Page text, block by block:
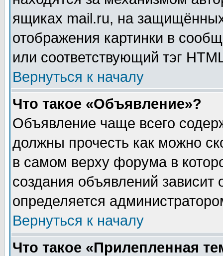
ящиках mail.ru, на
отображения картинки в
или соответствующий тэг
Вернуться к началу
Что такое «Объявление»?
Объявление чаще всего
должны прочесть как можно
в самом верху форума в
создания объявлений зависит
определяется
Вернуться к началу
Что такое «Прилепленная